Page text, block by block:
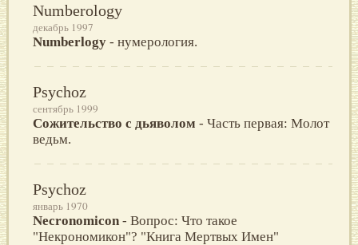
Numberology
декабрь 1997
Numberlogy - нумерология.
Psychoz
сентябрь 1999
Сожительство с дьяволом - Часть первая: Молот
ведьм.
Psychoz
январь 1970
Necronomicon - Вопрос: Что такое
"Некрономикон"? "Книга Мертвых Имен"